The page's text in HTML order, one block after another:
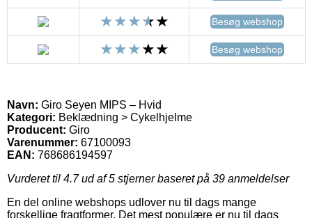
Besøg webshop
Besøg webshop
Navn: Giro Seyen MIPS – Hvid
Kategori: Beklædning > Cykelhjelme
Producent: Giro
Varenummer: 67100093
EAN: 768686194597
Vurderet til 4.7ud af 5 stjerner baseret på 39 anmeldelser
En del online webshops udlover nu til dags mange
forskellige fragtformer. Det mest populære er nu til dags